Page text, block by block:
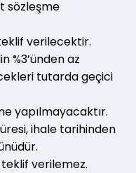
sözleşme
verilecektir.
%3’ünden az
tutarda geçici
yapılmayacaktır.
ihale tarihinden
verilemez.